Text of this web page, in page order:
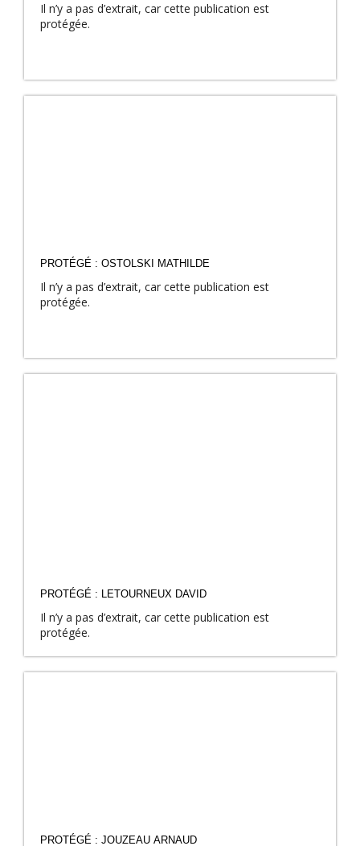
Il n’y a pas d’extrait, car cette publication est
protégée.
PROTÉGÉ : OSTOLSKI MATHILDE
Il n’y a pas d’extrait, car cette publication est
protégée.
PROTÉGÉ : LETOURNEUX DAVID
Il n’y a pas d’extrait, car cette publication est
protégée.
PROTÉGÉ : JOUZEAU ARNAUD